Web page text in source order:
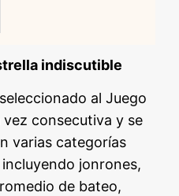
indiscutible
al Juego
consecutiva y se
varias categorías
jonrones,
de bateo,